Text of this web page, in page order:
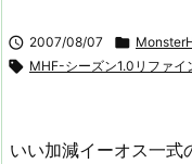
 2007/08/07 
 MHF-シーズン1.0リファイ
いい加減イーオス一式